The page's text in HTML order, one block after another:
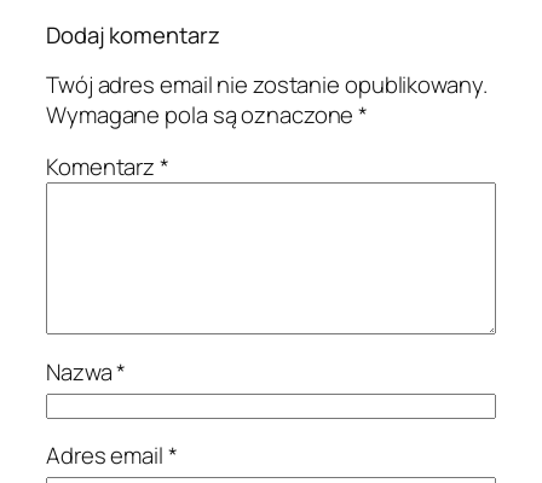
Dodaj komentarz
Twój adres email nie zostanie opublikowany.
Wymagane pola są oznaczone*
Komentarz*
Nazwa*
Adres email*